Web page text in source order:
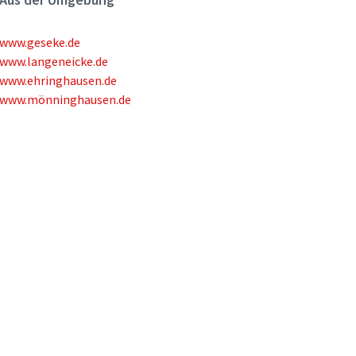
www.geseke.de
www.langeneicke.de
www.ehringhausen.de
www.mönninghausen.de